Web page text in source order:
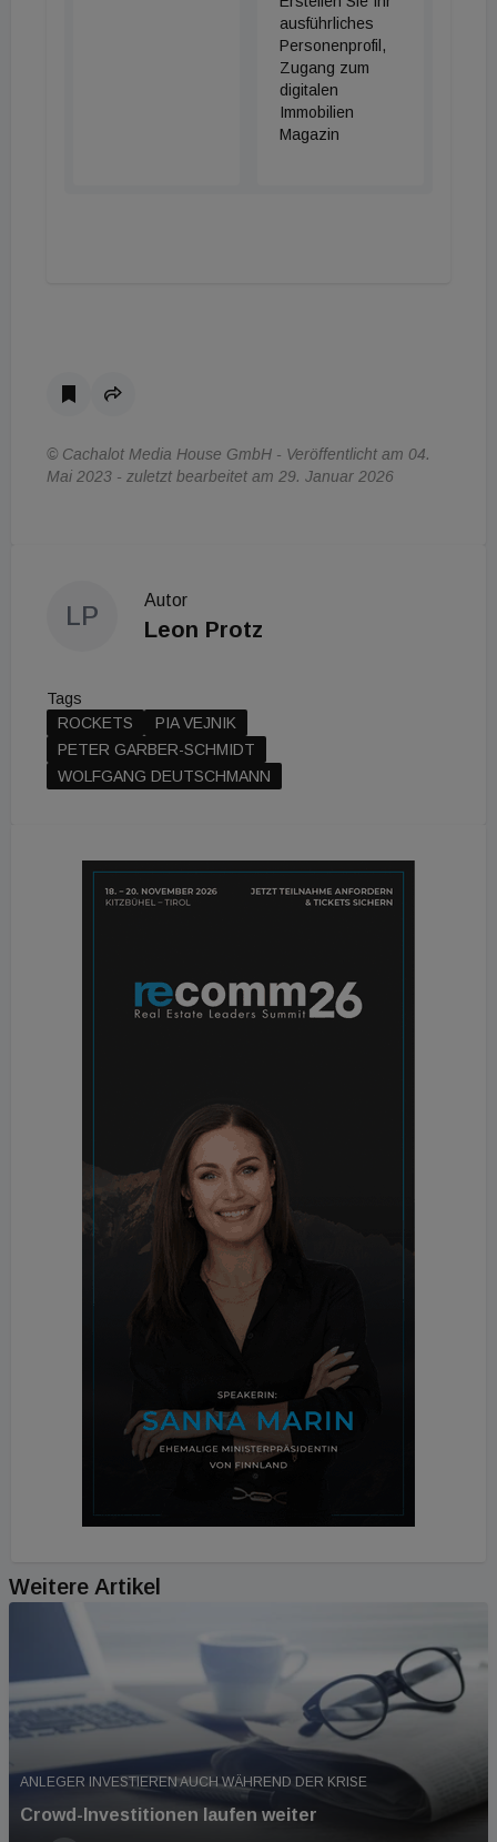
ausführliches
Personenprofil,
Zugang zum
digitalen
Immobilien
Magazin
© Cachalot Media House GmbH - Veröffentlicht am 04.
Mai 2023 - zuletzt bearbeitet am 29. Januar 2026
LP
Autor
Leon Protz
Tags
ROCKETS
PIA VEJNIK
PETER GARBER-SCHMIDT
WOLFGANG DEUTSCHMANN
Weitere Artikel
ANLEGER INVESTIEREN AUCH WÄHREND DER KRISE
Crowd-Investitionen laufen weiter